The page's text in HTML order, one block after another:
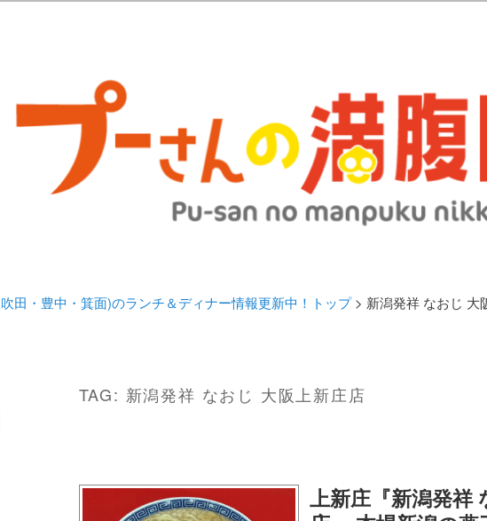
記 | 大阪(高槻・茨木・吹田・
ンチ＆ディナー情報更新中！
田・豊中・箕面)のランチ＆ディナー情報更新中！トップ> 新潟発祥 なおじ 大
TAG: 新潟発祥 なおじ 大阪上新庄店
上新庄『新潟発祥